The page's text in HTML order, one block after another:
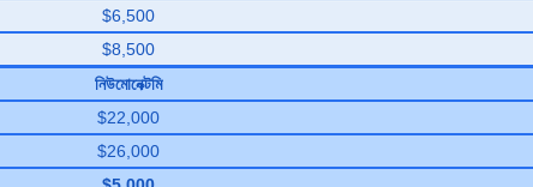
$6,500
$8,500
নিউমোনেক্টমি
$22,000
$26,000